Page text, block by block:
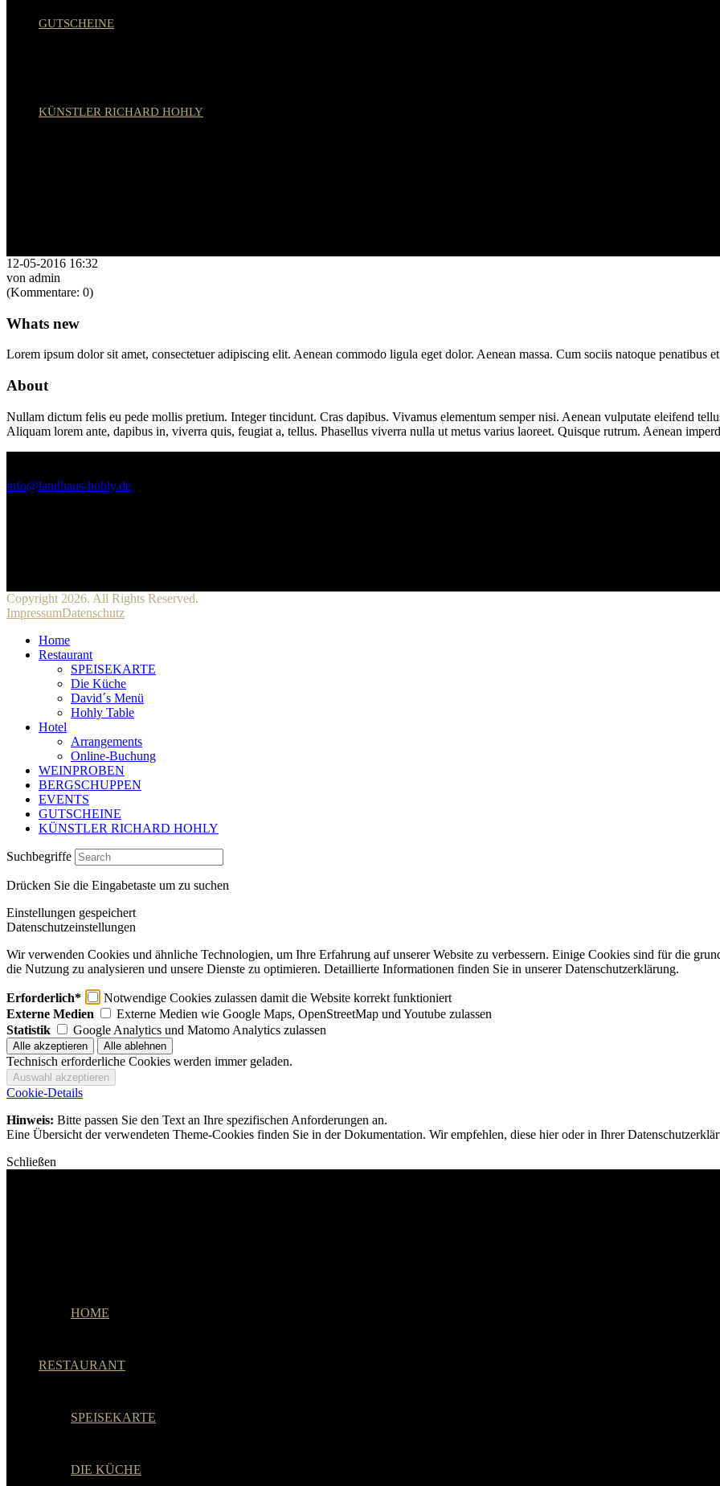
GUTSCHEINE
KÜNSTLER RICHARD HOHLY
12-05-2016 16:32
von admin
(Kommentare: 0)
Whats new
Lorem ipsum dolor sit amet, consectetuer adipiscing elit. Aenean commodo ligula eget dolor. Aenean massa. Cum sociis natoque penatibus
About
Nullam dictum felis eu pede mollis pretium. Integer tincidunt. Cras dapibus. Vivamus elementum semper nisi. Aenean vulputate eleifend
Aliquam lorem ante, dapibus in, viverra quis, feugiat a, tellus. Phasellus viverra nulla ut metus varius laoreet. Quisque rutrum. Aenean
info@landhaus-hohly.de
Copyright 2026. All Rights Reserved.
ImpressumDatenschutz
Home
Restaurant
SPEISEKARTE
Die Küche
David´s Menü
Hohly Table
Hotel
Arrangements
Online-Buchung
WEINPROBEN
BERGSCHUPPEN
EVENTS
GUTSCHEINE
KÜNSTLER RICHARD HOHLY
Suchbegriffe
Drücken Sie die Eingabetaste um zu suchen
Einstellungen gespeichert
Datenschutzeinstellungen
Wir verwenden Cookies und ähnliche Technologien, um Ihre Erfahrung auf unserer Website zu verbessern. Einige Cookies sind für die
die Nutzung zu analysieren und unsere Dienste zu optimieren. Detaillierte Informationen finden Sie in unserer Datenschutzerklärung.
Erforderlich*
Notwendige Cookies zulassen damit die Website korrekt funktioniert
Externe Medien
Externe Medien wie Google Maps, OpenStreetMap und Youtube zulassen
Statistik
Google Analytics und Matomo Analytics zulassen
Technisch erforderliche Cookies werden immer geladen.
Cookie-Details
Hinweis: Bitte passen Sie den Text an Ihre spezifischen Anforderungen an.
Eine Übersicht der verwendeten Theme-Cookies finden Sie in der Dokumentation. Wir empfehlen, diese hier oder in Ihrer
Schließen
HOME
RESTAURANT
SPEISEKARTE
DIE KÜCHE